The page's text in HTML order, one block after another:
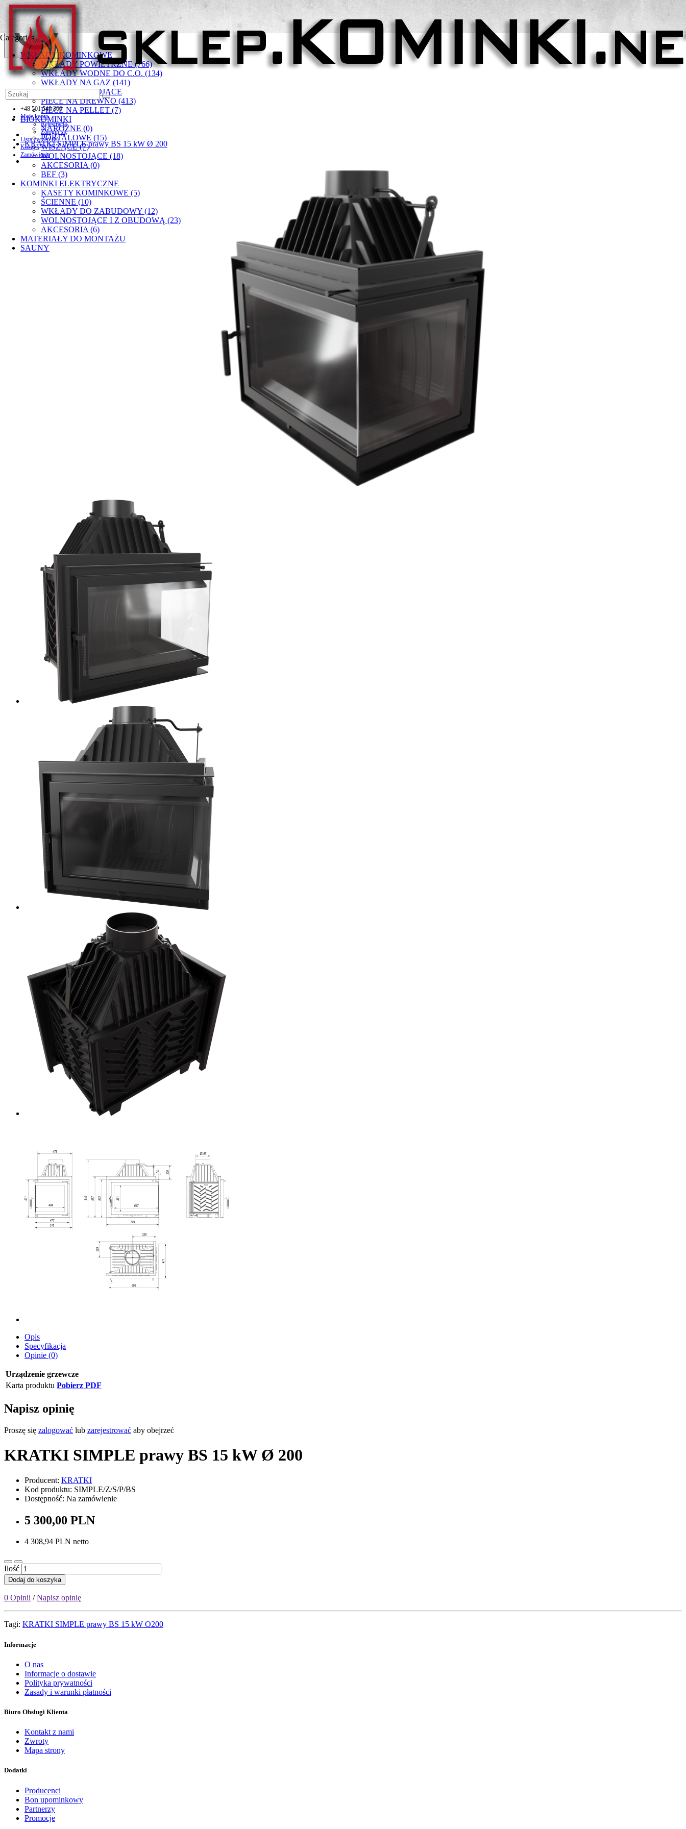
+48 501 549 300
Moje konto
Rejestracja
Zaloguj się
Lista życzeń (0)
Koszyk
Zamówienie
Categories
WKŁADY KOMINKOWE
WKŁADY POWIETRZNE (766)
WKŁADY WODNE DO C.O. (134)
WKŁADY NA GAZ (141)
PIECYKI WOLNOSTOJĄCE
PIECE NA DREWNO (413)
PIECE NA PELLET (7)
BIOKOMINKI
NAROŻNE (0)
PORTALOWE (15)
WISZĄCE (7)
WOLNOSTOJĄCE (18)
AKCESORIA (0)
BEF (3)
KOMINKI ELEKTRYCZNE
KASETY KOMINKOWE (5)
ŚCIENNE (10)
WKŁADY DO ZABUDOWY (12)
WOLNOSTOJĄCE I Z OBUDOWĄ (23)
AKCESORIA (6)
MATERIAŁY DO MONTAŻU
SAUNY
KRATKI SIMPLE prawy BS 15 kW Ø 200
Opis
Specyfikacja
Opinie (0)
Urządzenie grzewcze
Karta produktu Pobierz PDF
Napisz opinię
Proszę się zalogować lub zarejestrować aby obejrzeć
KRATKI SIMPLE prawy BS 15 kW Ø 200
Producent: KRATKI
Kod produktu: SIMPLE/Z/S/P/BS
Dostępność: Na zamówienie
5 300,00 PLN
4 308,94 PLN netto
Ilość
Dodaj do koszyka
0 Opinii /Napisz opinię
Tagi: KRATKI SIMPLE prawy BS 15 kW O200
Informacje
O nas
Informacje o dostawie
Polityka prywatności
Zasady i warunki płatności
Biuro Obsługi Klienta
Kontakt z nami
Zwroty
Mapa strony
Dodatki
Producenci
Bon upominkowy
Partnerzy
Promocje